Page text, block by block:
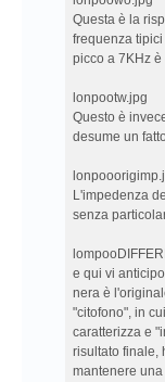
Questa è la
frequenza
picco a 7KHz
lonpootw.jpg
Questo è
desume un
L'impedenza
senza
e qui vi
nera è
"citofono", in
caratterizza e
risultato finale,
mantenere